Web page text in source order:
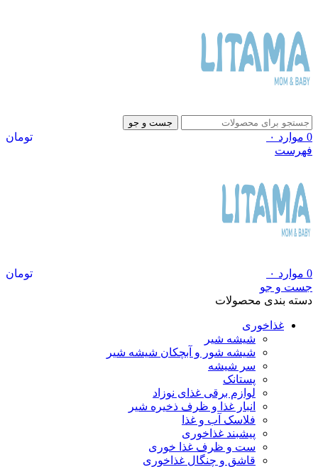
جست و جو
0 موارد ۰
تومان
فهرست
0 موارد ۰
تومان
جست و جو
دسته بندی محصولات
غذاخوری
شیشه شیر
شیشه ‌شور و آبچکان شیشه‌ شیر
سر شیشه
پستانک
لوازم برقی غذای نوزاد
انبار غذا و ظرف ذخیره شیر
فلاسک آب و غذا
پیشبند غذاخوری
ست و ظرف غذا خوری
قاشق و چنگال غذاخوری